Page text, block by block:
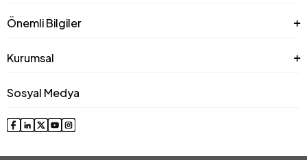
Önemli Bilgiler
Kurumsal
Sosyal Medya